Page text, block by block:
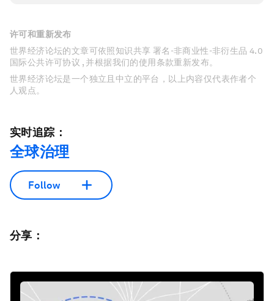
许可和重新发布
世界经济论坛的文章可依照知识共享 署名-非商业性-非衍生品 4.0
国际公共许可协议 , 并根据我们的使用条款重新发布。
世界经济论坛是一个独立且中立的平台，以上内容仅代表作者个
人观点。
实时追踪：
全球治理
Follow
分享：